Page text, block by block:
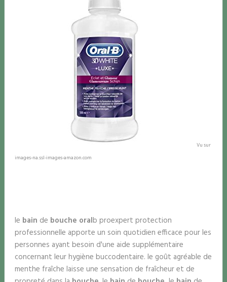
Vu sur
images-na.ssl-images-amazon.com
le bain de bouche oralb proexpert protection
professionnelle apporte un soin quotidien efficace pour les
personnes ayant besoin d'une aide supplémentaire
concernant leur hygiène buccodentaire. le goût agréable de
menthe fraîche laisse une sensation de fraîcheur et de